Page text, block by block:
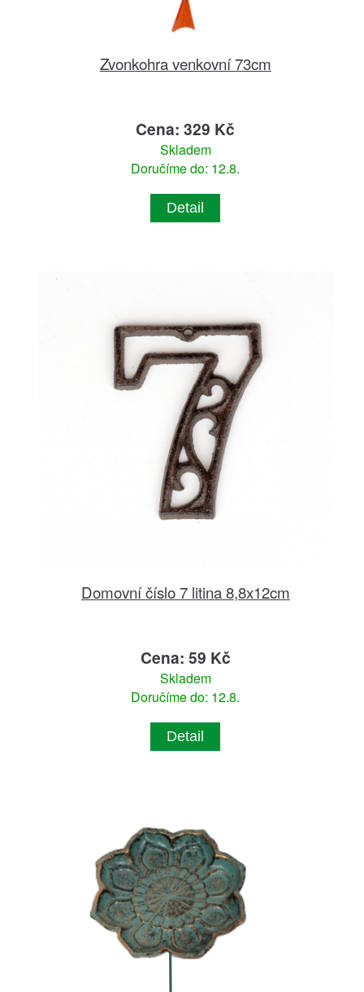
Zvonkohra venkovní 73cm
Cena: 329 Kč
Skladem
Doručíme do: 12.8.
Detail
Domovní číslo 7 litina 8,8x12cm
Cena: 59 Kč
Skladem
Doručíme do: 12.8.
Detail